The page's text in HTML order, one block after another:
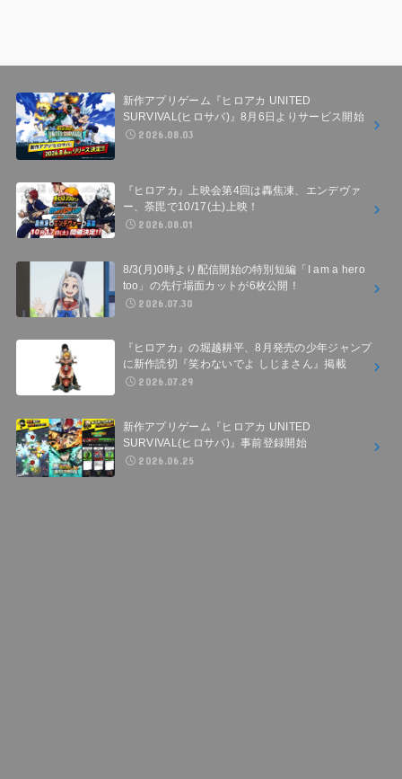
新作アプリゲーム『ヒロアカ UNITED
SURVIVAL(ヒロサバ)』8月6日よりサービス開始
2026.08.03
『ヒロアカ』上映会第4回は轟焦凍、エンデヴァ
ー、荼毘で10/17(土)上映！
2026.08.01
8/3(月)0時より配信開始の特別短編「I am a hero
too」の先行場面カットが6枚公開！
2026.07.30
『ヒロアカ』の堀越耕平、8月発売の少年ジャンプ
に新作読切『笑わないでよ しじまさん』掲載
2026.07.29
新作アプリゲーム『ヒロアカ UNITED
SURVIVAL(ヒロサバ)』事前登録開始
2026.06.25